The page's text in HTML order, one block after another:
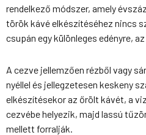
rendelkező módszer, amely
török kávé elkészítéséhez nincs
csupán egy különleges edényre,
A cezve jellemzően rézből vagy
nyéllel és jellegzetesen keskeny
elkészítésekor az őrölt kávét, a
cezvébe helyezik, majd lassú
mellett forralják.